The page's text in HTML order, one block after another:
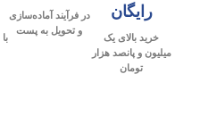
رایگان
خرید بالای یک
میلیون و پانصد هزار
تومان
در فرآیند آماده‌سازی
و تحویل به پست